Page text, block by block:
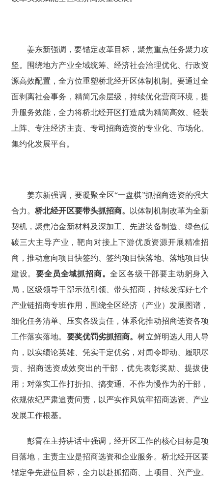
姜东新强调，要锚定改革目标，聚焦重点任务聚力攻
坚。围绕地方产业全域统筹、经济社会治理优化、行政资
源高效配置，全方位重塑桥北经开区体制机制。要通过全
面剥离社会事务，精简冗余层级，持续优化营商环境，提
升服务效能，全力将桥北经开区打造成为精简高效、轻装
上阵、专注经济主责、专司招商选资的专业化、市场化、
集约化发展平台。
姜东新强调，要凝聚全区“一盘棋”抓招商选资的强大
合力。桥北经开区要带头抓招商。
以体制机制改革为全新
契机，聚焦冶金新材料及深加工、先进装备制造、绿色低
碳三大主导产业，靶向对接上下游优质资源开展精准招
商，推动意向项目快签约、签约项目快落地、落地项目快
建设。要全员全域抓招商。全区各级干部要主动躬身入
局，区级领导干部示范引领、带头招商，持续发挥好七个
产业链招商专班作用，围绕全区经济（产业）发展图谱，
细化任务清单、压实各级责任，体系化推动招商选资各项
工作落实落地。 要奖优罚劣抓招商。树立鲜明选人用人导
向，以实绩论英雄、凭实干定优劣，对闻令即动、履职尽
责、招商选资成效突出的干部，优先表彰奖励、提拔使
用；对落实工作打折扣、搞变通、不作为慢作为的干部，
依规依纪严肃追责问责，以严实作风筑牢招商选资、产业
发展工作根基。
彭霄在主持讲话中强调，经开区工作的核心目标是项
目落地，主责主业是招商选资和企业服务。桥北经开区要
锚定争先进位目标，全力以赴抓招商、上项目、兴产业。